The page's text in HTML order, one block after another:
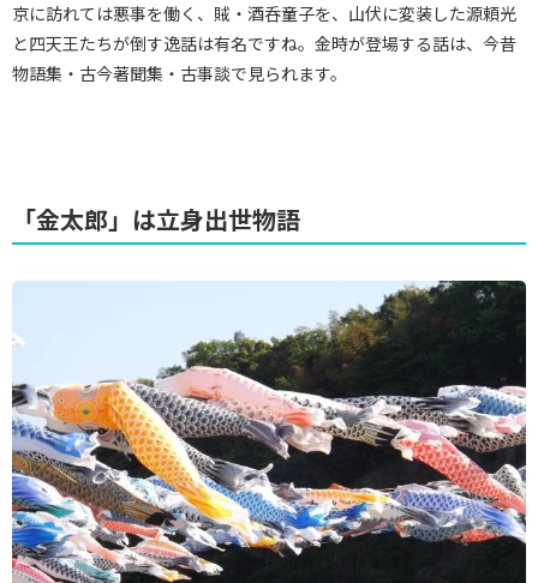
京に訪れては悪事を働く、賊・酒呑童子を、山伏に変装した源頼光
と四天王たちが倒す逸話は有名ですね。金時が登場する話は、今昔
物語集・古今著聞集・古事談で見られます。
「金太郎」は立身出世物語